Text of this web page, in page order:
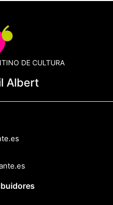
DE CULTURA
Albert